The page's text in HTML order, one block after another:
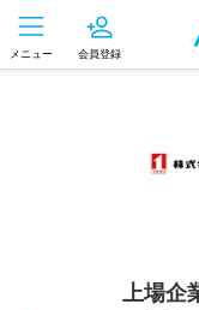
メニュー 会員登録
上場企